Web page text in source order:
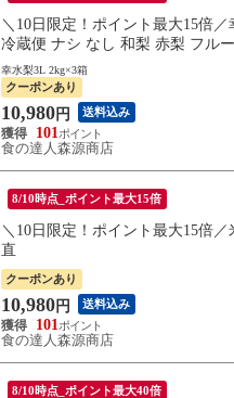
＼10日限定！ポイント最大15倍
冷蔵便 ナシ なし 和梨 赤梨 フル
幸水梨3L 2kg×3箱
クーポンあり
10,980 円 送料込み
101
食の達人森源商店
8/10時点_ポイント最大15倍
＼10日限定！ポイント最大15倍
直
クーポンあり
10,980 円 送料込み
101
食の達人森源商店
8/10時点_ポイント最大40倍